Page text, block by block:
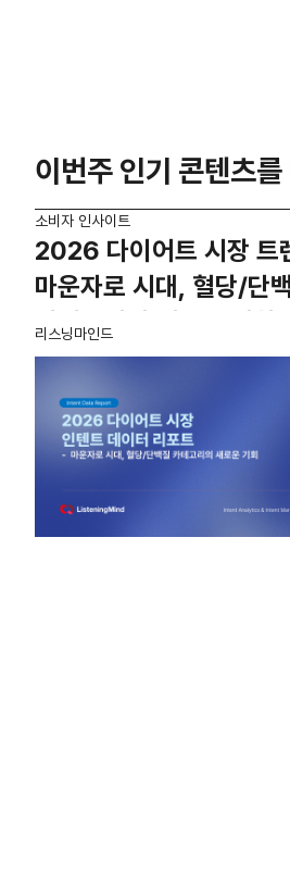
이번주 인기 콘텐츠
소비자 인사이트
2026 다이어트 시장 트
마운자로 시대, 혈당/단
카테고리의 새로운 기회
리스닝마인드